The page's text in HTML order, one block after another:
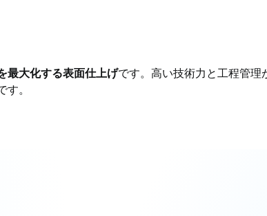
最大化する表面仕上げです。高い技術力と工程管理
。